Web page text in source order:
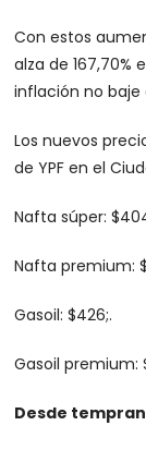
Con estos
alza de 167,70%
inflación no baje
Los nuevos
de YPF en el
Nafta súper:
Nafta premium:
Gasoil: $426;.
Gasoil premium:
Desde